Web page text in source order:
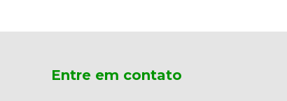
Entre em contato